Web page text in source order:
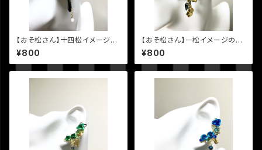
【おそ松さん】十四松イメージの
イヤーカフ
¥800
【おそ松さん】一松イメージのイ
ヤーカフ
¥800